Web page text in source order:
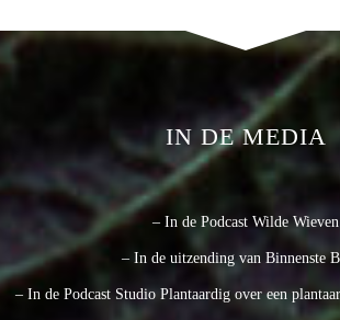
IN DE MEDIA
– In de Podcast Wilde Wieven
– In de uitzending van Binnenste
– In de Podcast Studio Plantaardig over een